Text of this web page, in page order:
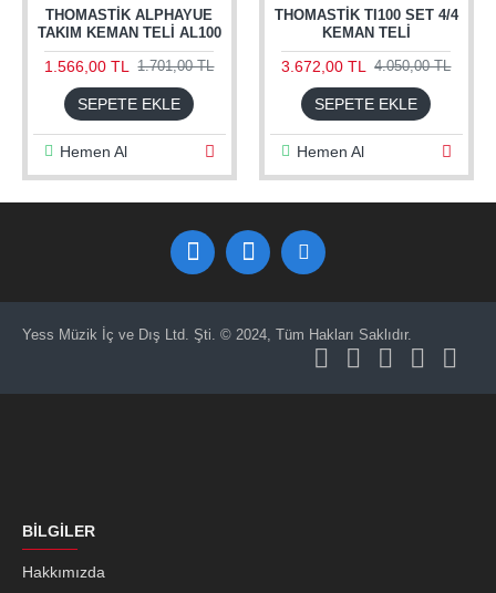
THOMASTIK ALPHAYUE
TAKIM KEMAN TELI AL100
1.566,00 TL 1.701,00 TL
SEPETE EKLE
Hemen Al
THOMASTIK TI100 SET 4/4
KEMAN TELI
3.672,00 TL 4.050,00 TL
SEPETE EKLE
Hemen Al
Yess Müzik İç ve Dış Ltd. Şti. © 2024, Tüm Hakları Saklıdır.
BILGILER
Hakkımızda